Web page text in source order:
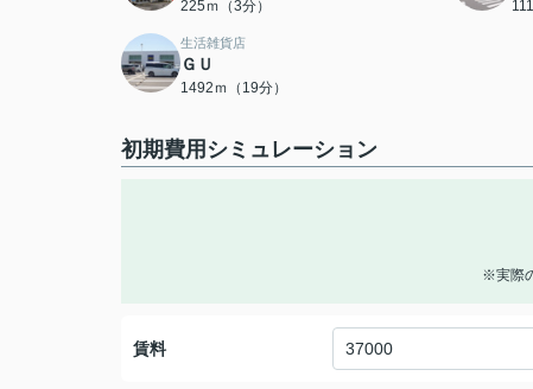
225ｍ（3分）
生活雑貨店
ＧＵ
1492ｍ（19分）
初期費用シミュレーション
※実際
賃料